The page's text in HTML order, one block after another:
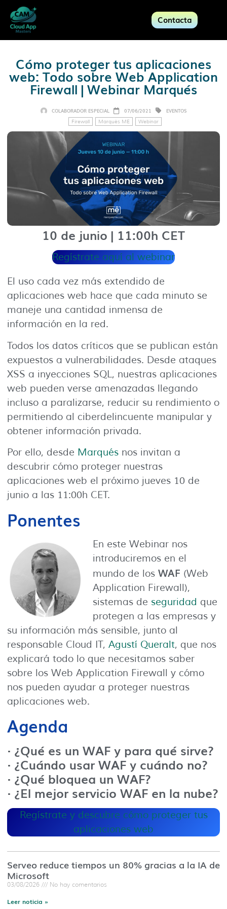
Contacta
Cómo proteger tus aplicaciones
web: Todo sobre Web Application
Firewall | Webinar Marqués
COLABORADOR ESPECIAL 07/06/2021 EVENTOS
Firewall Marqués ME Webinar
10 de junio | 11:00h CET
Regístrate aquí al webinar
El uso cada vez más extendido de
aplicaciones web hace que cada minuto se
maneje una cantidad inmensa de
información en la red.
Todos los datos críticos que se publican están
expuestos a vulnerabilidades. Desde ataques
XSS a inyecciones SQL, nuestras aplicaciones
web pueden verse amenazadas llegando
incluso a paralizarse, reducir su rendimiento o
permitiendo al ciberdelincuente manipular y
obtener información privada.
Por ello, desde Marqués nos invitan a
descubrir cómo proteger nuestras
aplicaciones web el próximo jueves 10 de
junio a las 11:00h CET.
Ponentes
En este Webinar nos
introduciremos en el
mundo de los WAF (Web
Application Firewall),
sistemas de seguridad que
protegen a las empresas y
su información más sensible, junto al
responsable Cloud IT, Agustí Queralt, que nos
explicará todo lo que necesitamos saber
sobre los Web Application Firewall y cómo
nos pueden ayudar a proteger nuestras
aplicaciones web.
Agenda
· ¿Qué es un WAF y para qué sirve?
· ¿Cuándo usar WAF y cuándo no?
· ¿Qué bloquea un WAF?
· ¿El mejor servicio WAF en la nube?
Regístrate y descubre cómo proteger tus
aplicaciones web
Serveo reduce tiempos un 80% gracias a la IA de
Microsoft
03/08/2026 No hay comentarios
Leer noticia »